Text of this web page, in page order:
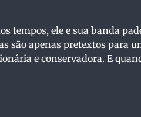
tempos, ele e sua banda
são apenas pretextos para
e conservadora. E